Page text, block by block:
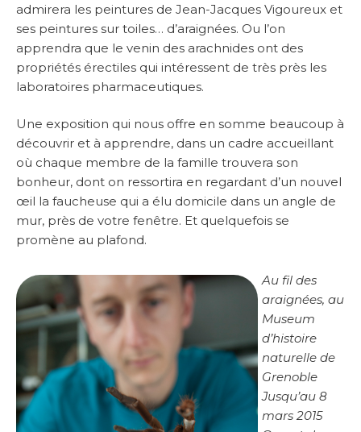
admirera les peintures de Jean-Jacques Vigoureux et
ses peintures sur toiles… d’araignées. Ou l’on
apprendra que le venin des arachnides ont des
propriétés érectiles qui intéressent de très près les
laboratoires pharmaceutiques.
Une exposition qui nous offre en somme beaucoup à
découvrir et à apprendre, dans un cadre accueillant
où chaque membre de la famille trouvera son
bonheur, dont on ressortira en regardant d’un nouvel
œil la faucheuse qui a élu domicile dans un angle de
mur, près de votre fenêtre. Et quelquefois se
promène au plafond.
Au fil des
araignées, au
Museum
d’histoire
naturelle de
Grenoble
Jusqu’au 8
mars 2015